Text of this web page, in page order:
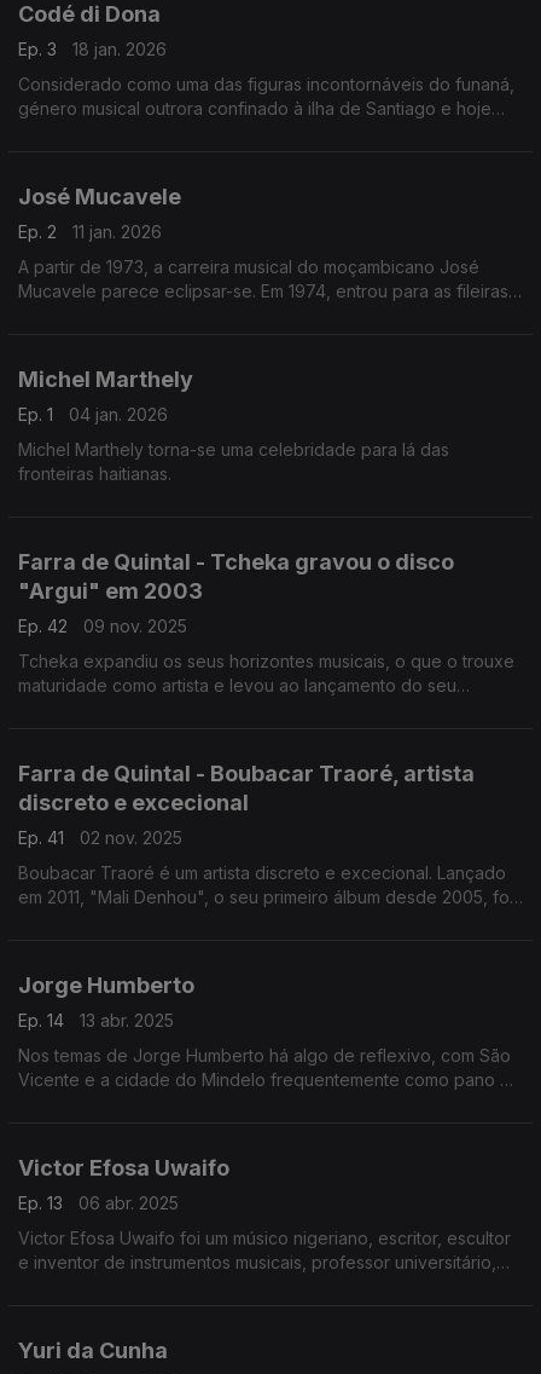
Codé di Dona
Ep. 3
18 jan. 2026
Considerado como uma das figuras incontornáveis do funaná,
género musical outrora confinado à ilha de Santiago e hoje
José Mucavele
Ep. 2
11 jan. 2026
A partir de 1973, a carreira musical do moçambicano José
Mucavele parece eclipsar-se. Em 1974, entrou para as fileiras
Michel Marthely
Ep. 1
04 jan. 2026
Michel Marthely torna-se uma celebridade para lá das
fronteiras haitianas.
Farra de Quintal - Tcheka gravou o disco
"Argui" em 2003
Ep. 42
09 nov. 2025
Tcheka expandiu os seus horizontes musicais, o que o trouxe
maturidade como artista e levou ao lançamento do seu
Farra de Quintal - Boubacar Traoré, artista
discreto e excecional
Ep. 41
02 nov. 2025
Boubacar Traoré é um artista discreto e excecional. Lançado
em 2011, "Mali Denhou", o seu primeiro álbum desde 2005, foi
Jorge Humberto
Ep. 14
13 abr. 2025
Nos temas de Jorge Humberto há algo de reflexivo, com São
Vicente e a cidade do Mindelo frequentemente como pano de
Victor Efosa Uwaifo
Ep. 13
06 abr. 2025
Victor Efosa Uwaifo foi um músico nigeriano, escritor, escultor
e inventor de instrumentos musicais, professor universitário,
Yuri da Cunha